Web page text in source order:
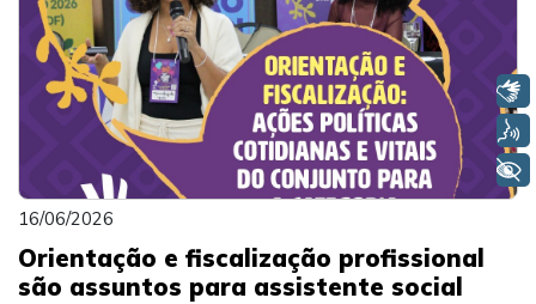
16/06/2026
Orientação e fiscalização profissional
são assuntos para assistente social
Libras
Voz
+ Acessibilidade